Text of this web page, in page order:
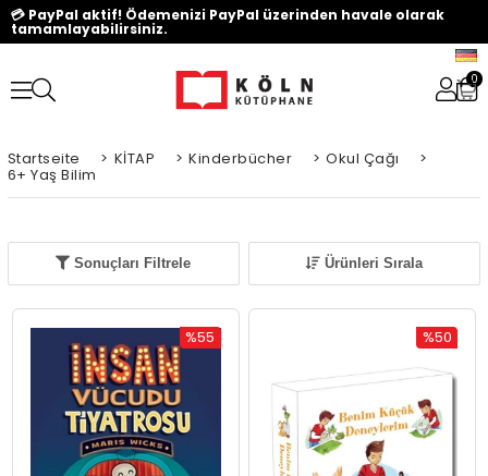
💳 PayPal aktif! Ödemenizi PayPal üzerinden havale olarak
tamamlayabilirsiniz.
0
Startseite > KİTAP > Kinderbücher > Okul Çağı >
6+ Yaş Bilim
Sonuçları Filtrele Ürünleri Sırala
%55
%55Rabatt
%50